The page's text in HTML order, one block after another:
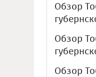
Обзор
Обзор
Обзор